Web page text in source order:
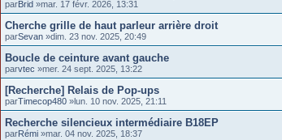
parBrid »mar. 17 févr. 2026, 13:31
Cherche grille de haut parleur arrière droit
parSevan »dim. 23 nov. 2025, 20:49
Boucle de ceinture avant gauche
parvtec »mer. 24 sept. 2025, 13:22
[Recherche] Relais de Pop-ups
parTimecop480 »lun. 10 nov. 2025, 21:11
Recherche silencieux intermédiaire B18EP
parRémi »mar. 04 nov. 2025, 18:37